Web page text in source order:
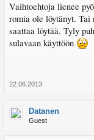
Vaihtoehtoja lienee
romia ole löytänyt. Tai
saattaa löytää. Tyly
sulavaan käyttöön
22.06.2013
Datanen
Guest